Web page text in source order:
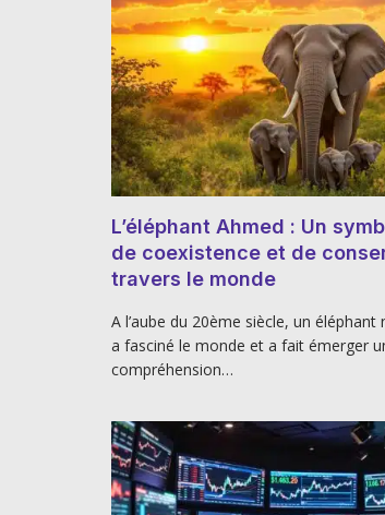
L’éléphant Ahmed : Un
de coexistence et de
travers le monde
A l’aube du 20ème siècle, un
a fasciné le monde et a fait émerger
compréhension…